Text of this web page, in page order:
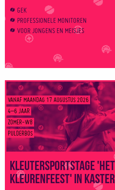
GEK
PROFESSIONELE MONITOREN
VOOR JONGENS EN MEISJES
VANAF MAANDAG 17 AUGUSTUS 2026
4–6 JAAR
ZOMER-W8
PULDERBOS
Kleutersportstage 'Het
kleurenfeest' in